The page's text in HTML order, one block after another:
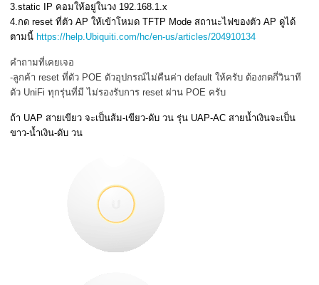
3.static IP คอมให้อยู่ในวง 192.168.1.x
4.กด reset ที่ตัว AP ให้เข้าโหมด TFTP Mode สถานะไฟของตัว AP ดูได้
ตามนี้https://help.Ubiquiti.com/hc/en-us/articles/204910134
คำถามที่เคยเจอ
-ลูกค้า reset ที่ตัว POE ตัวอุปกรณ์ไม่คืนค่า default ให้ครับ ต้องกดกี่วินาที
ตัว UniFi ทุกรุ่นที่มี ไม่รองรับการ reset ผ่าน POE ครับ
ถ้า UAP สายเขียว จะเป็นส้ม-เขียว-ดับ วน รุ่น UAP-AC สายน้ำเงินจะเป็น
ขาว-น้ำเงิน-ดับ วน